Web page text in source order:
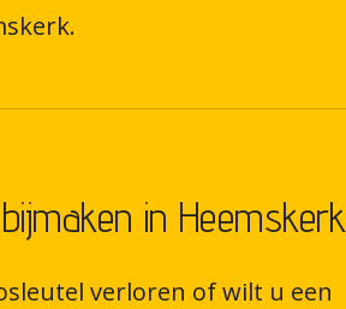
in Heemskerk
verloren of wilt u een